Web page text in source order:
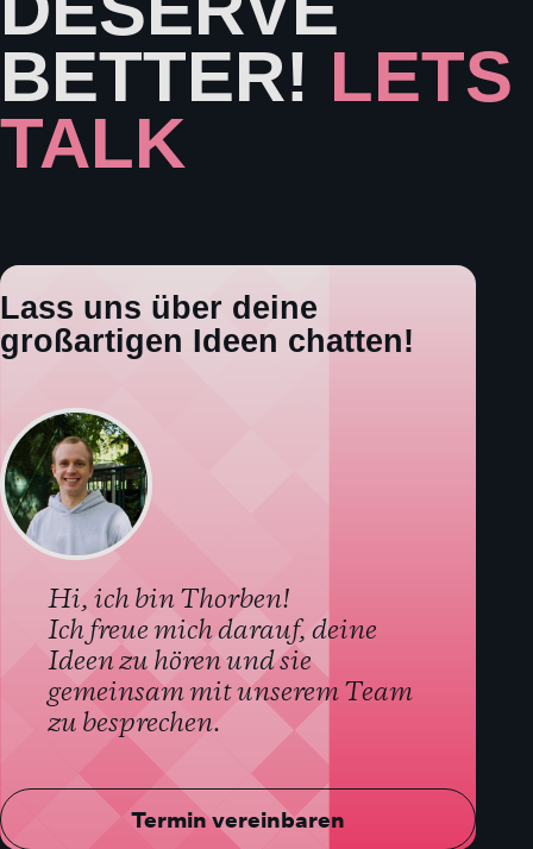
BETTER! LETS
TALK
Lass uns über deine
großartigen Ideen chatten!
Hi, ich bin Thorben!
Ich freue mich darauf, deine
Ideen zu hören und sie
gemeinsam mit unserem Team
zu besprechen.
Termin vereinbaren